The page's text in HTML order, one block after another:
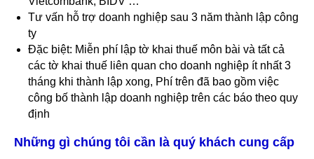
Tư vấn hỗ trợ doanh nghiệp sau 3 năm thành lập công
ty
Đặc biệt: Miễn phí lập tờ khai thuế môn bài và tất cả
các tờ khai thuế liên quan cho doanh nghiệp ít nhất 3
tháng khi thành lập xong, Phí trên đã bao gồm việc
công bố thành lập doanh nghiệp trên các báo theo quy
định
Những gì chúng tôi cần là quý khách cung cấp